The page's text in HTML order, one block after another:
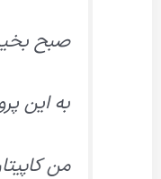
صبح
به این
من